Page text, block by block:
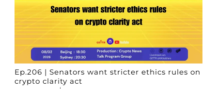
Ep.206 | Senators want stricter ethics rules on
crypto clarity act